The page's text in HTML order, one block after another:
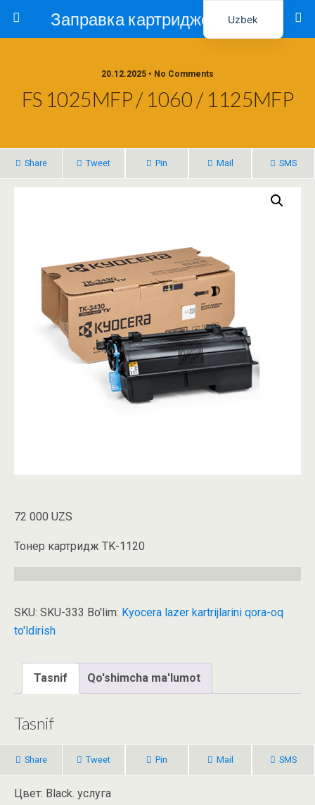
Заправка картриджей в Ташкенте – Тонер-Ресурс
20.12.2025 • No Comments
FS 1025MFP / 1060 / 1125MFP
Share Tweet Pin Mail SMS
72 000 UZS
Тонер картридж TK-1120
SKU: SKU-333 Bo'lim: Kyocera lazer kartrijlarini qora-oq
to'ldirish
Tasnif Qo'shimcha ma'lumot
Tasnif
Share Tweet Pin Mail SMS
Цвет: Black. услуга
Uzbek
Russian